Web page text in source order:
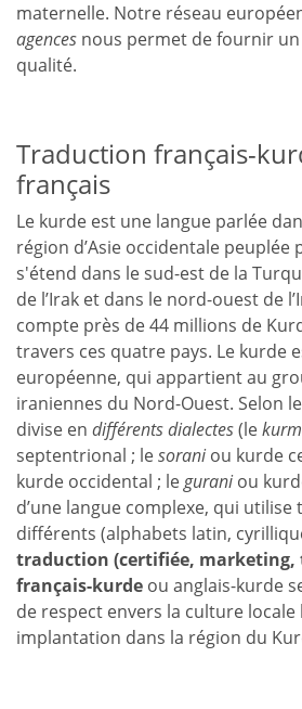
maternelle. Notre réseau
agences nous permet de fournir
qualité.
Traduction français-
français
Le kurde est une langue parlée
région d’Asie occidentale peuplée
s'étend dans le sud-est de la
de l’Irak et dans le nord-ouest de
compte près de 44 millions de
travers ces quatre pays. Le kurde
européenne, qui appartient au
iraniennes du Nord-Ouest. Selon
divise en différents dialectes(le
septentrional ; lesoraniou kurde
kurde occidental ; leguraniou
d’une langue complexe, qui
différents (alphabets latin,
traduction (certifiée,
français-kurde ou anglais-kurde
de respect envers la culture
implantation dans la région du